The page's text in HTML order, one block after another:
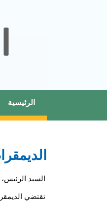
الرئيسية
السيد الرئيس،
تقتضي